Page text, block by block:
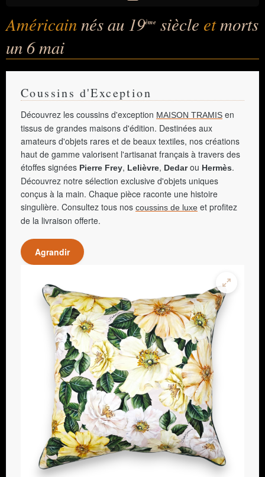
Américainnés au 19ème siècle etmorts
un 6 mai
Coussins d'Exception
Découvrez les coussins d'exception MAISON TRAMIS en
tissus de grandes maisons d'édition. Destinées aux
amateurs d'objets rares et de beaux textiles, nos créations
haut de gamme valorisent l'artisanat français à travers des
étoffes signées Pierre Frey, Lelièvre, Dedarou Hermès.
Découvrez notre sélection exclusive d'objets uniques
conçus à la main. Chaque pièce raconte une histoire
singulière. Consultez tous nos coussins de luxe et profitez
de la livraison offerte.
Agrandir